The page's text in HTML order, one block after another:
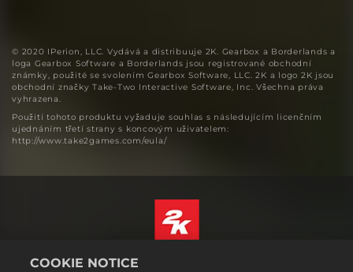
© 2020 IPerion, LLC. Vydává a distribuuje 2K. Gearbox a Borderlands a
loga Gearbox Software a Borderlands jsou registrované obchodní
známky, použité se svolením Gearbox Software, LLC. 2K a logo 2K jsou
obchodní značky Take-Two Interactive Software, Inc. Všechna práva
vyhrazena.
Použití tohoto produktu vyžaduje souhlas s následujícím licenčním
ujednáním třetí strany s koncovým uživatelem:
http://www.take2games.com/eula/
COOKIE NOTICE